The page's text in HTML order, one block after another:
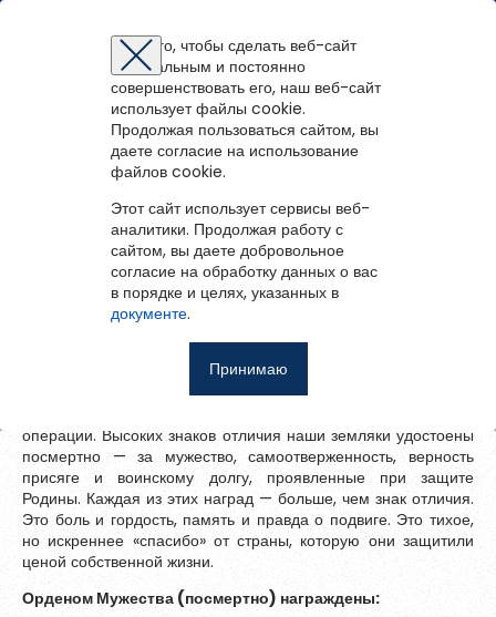
Вернуться назад
Честь и память
Апрель и май этого года стали временем особой памяти
и скорби в Онежском округе. Родным погибших героев
СВО вручили государственные награды.
важнейшие церемонии: военный комиссар города Дмитрий
Александрович Митронин вручил государственные награды
операции. Высоких знаков отличия наши земляки удостоены
посмертно — за мужество, самоотверженность, верность
присяге и воинскому долгу, проявленные при защите
Родины. Каждая из этих наград — больше, чем знак отличия.
Это боль и гордость, память и правда о подвиге. Это тихое,
но искреннее «спасибо» от страны, которую они защитили
ценой собственной жизни.
Орденом Мужества (посмертно) награждены:
Для того, чтобы сделать веб-сайт
оптимальным и постоянно
совершенствовать его, наш веб-сайт
использует файлы cookie.
Продолжая пользоваться сайтом, вы
даете согласие на использование
файлов cookie.
Этот сайт использует сервисы веб-
аналитики. Продолжая работу с
сайтом, вы даете добровольное
согласие на обработку данных о вас
в порядке и целях, указанных в
документе.
Принимаю
Перейти на портал
Ещё
Фотоальбом
Литературная карта
Краеведение
Авторизация
Для того чтобы получить доступ к полнотекстовым документам и
записям вебинаров необходимо авторизоваться.
Если у вас еще нет учетной записи,зарегистрируйтесь.
Запомнить меня
Восстановить пароль
Зарегистрироваться
Восстановление пароля
Восстановить пароль
Введите эл.почту, привязанную к профилю на портале. На
неё мы отправим ссылку для восстановления пароля.
Регистрация на портале
Зарегистрированные пользователи имеют доступ к
методическим рекомендациям, сценариям мероприятий,
библиографическим и другим полнотекстовым документам, а
также к записям вебинаров.
Ошибка регистрации.Перезагрузите
снова
Вы успешно зарегистрированы!
зарегистрироваться